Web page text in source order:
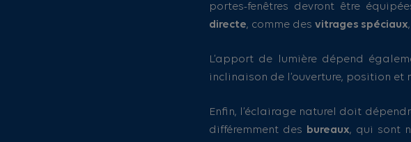
portes-fenêtres devront être
directe, comme des vitrages spéciaux
L’apport de lumière dépend
inclinaison de l’ouverture, position et
Enfin, l’éclairage naturel doit
différemment des
bureaux, qui sont